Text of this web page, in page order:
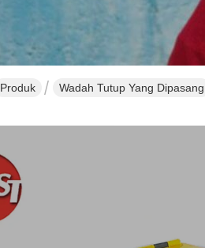
Produk Wadah Tutup Yang Dipasang